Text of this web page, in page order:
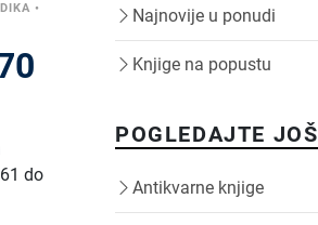
•
do
Najnovije u ponudi
Knjige na popustu
POGLEDAJTE JOŠ
Antikvarne knjige